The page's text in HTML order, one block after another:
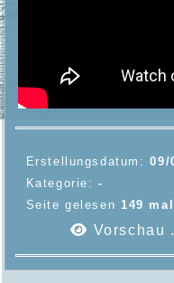
Erstellungsdatum:09/
Kategorie:-
Seite gelesen 149 mal
Vorschau